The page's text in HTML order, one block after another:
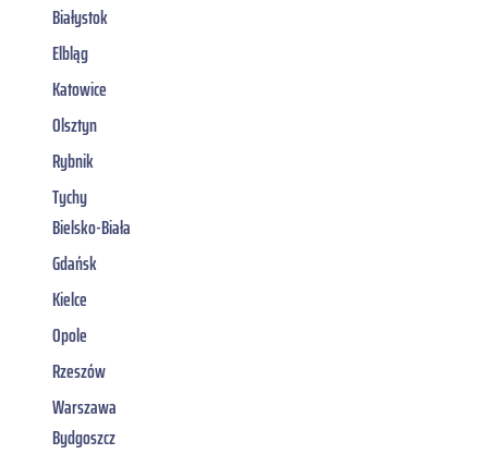
Białystok
Elbląg
Katowice
Olsztyn
Rybnik
Tychy
Bielsko-Biała
Gdańsk
Kielce
Opole
Rzeszów
Warszawa
Bydgoszcz